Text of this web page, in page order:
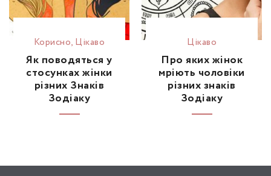
Корисно, Цікаво
Як поводяться у
стосунках жінки
різних Знаків
Зодіаку
Цікаво
Про яких жінок
мріють чоловіки
різних знаків
Зодіаку